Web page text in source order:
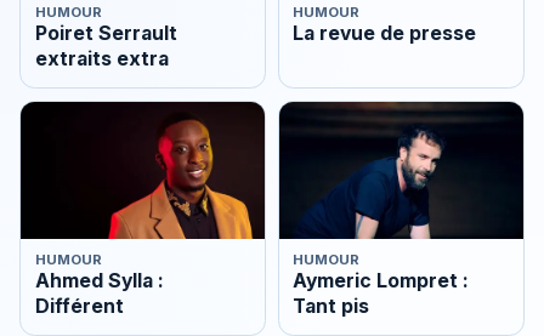
HUMOUR
Poiret Serrault
extraits extra
HUMOUR
La revue de presse
HUMOUR
Ahmed Sylla :
Différent
HUMOUR
Aymeric Lompret :
Tant pis